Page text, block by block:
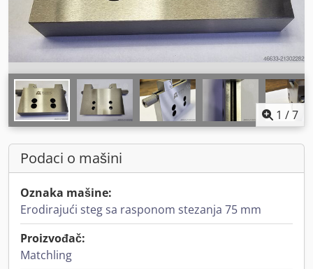
1 /7
Podaci o mašini
Oznaka mašine:
Erodirajući steg sa rasponom stezanja 75 mm
Proizvođač:
Matchling